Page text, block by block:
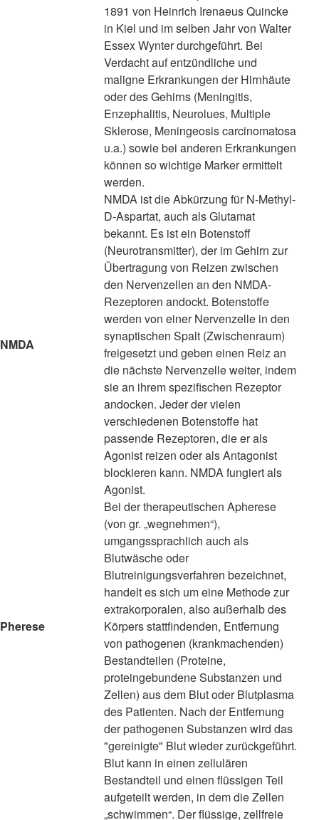
1891 von Heinrich Irenaeus Quincke
in Kiel und im selben Jahr von Walter
Essex Wynter durchgeführt. Bei
Verdacht auf entzündliche und
maligne Erkrankungen der Hirnhäute
oder des Gehirns (Meningitis,
Enzephalitis, Neurolues, Multiple
Sklerose, Meningeosis carcinomatosa
u.a.) sowie bei anderen Erkrankungen
können so wichtige Marker ermittelt
werden.
NMDA
NMDA ist die Abkürzung für N-Methyl-
D-Aspartat, auch als Glutamat
bekannt. Es ist ein Botenstoff
(Neurotransmitter), der im Gehirn zur
Übertragung von Reizen zwischen
den Nervenzellen an den NMDA-
Rezeptoren andockt. Botenstoffe
werden von einer Nervenzelle in den
synaptischen Spalt (Zwischenraum)
freigesetzt und geben einen Reiz an
die nächste Nervenzelle weiter, indem
sie an ihrem spezifischen Rezeptor
andocken. Jeder der vielen
verschiedenen Botenstoffe hat
passende Rezeptoren, die er als
Agonist reizen oder als Antagonist
blockieren kann. NMDA fungiert als
Agonist.
Pherese
Bei der therapeutischen Apherese
(von gr. „wegnehmen“),
umgangssprachlich auch als
Blutwäsche oder
Blutreinigungsverfahren bezeichnet,
handelt es sich um eine Methode zur
extrakorporalen, also außerhalb des
Körpers stattfindenden, Entfernung
von pathogenen (krankmachenden)
Bestandteilen (Proteine,
proteingebundene Substanzen und
Zellen) aus dem Blut oder Blutplasma
des Patienten. Nach der Entfernung
der pathogenen Substanzen wird das
"gereinigte" Blut wieder zurückgeführt.
Blut kann in einen zellulären
Bestandteil und einen flüssigen Teil
aufgeteilt werden, in dem die Zellen
„schwimmen“. Der flüssige, zellfreie